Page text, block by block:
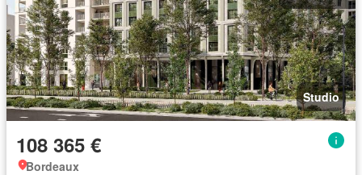
Studio
108 365 €
Bordeaux